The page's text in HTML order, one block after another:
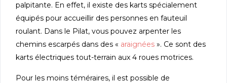
palpitante. En effet, il existe des karts spécialement
équipés pour accueillir des personnes en fauteuil
roulant. Dans le Pilat, vous pouvez arpenter les
chemins escarpés dans des « araignées». Ce sont des
karts électriques tout-terrain aux 4 roues motrices.
Pour les moins téméraires, il est possible de